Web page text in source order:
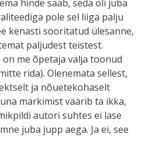
hinde saab, seda oli juba
pole sel liiga palju
kenasti sooritatud ülesanne,
paljudest teistest.
me õpetaja välja toonud
rida). Olenemata sellest,
ja nõuetekohaselt
märkimist väärib ta ikka,
autori suhtes ei lase
juba jupp aega. Ja ei, see